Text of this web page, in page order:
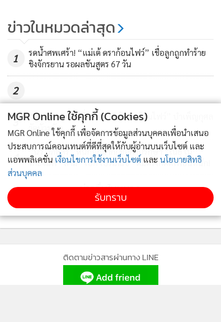
นะครับ ใครจะมาดูได้เลยครับ สามารถติดต่อมาได้เลย แต่งมา
ดิบดีเลยครับ ราคาคุยกันได้เพราะมันมีบางอย่างที่ยังไม่แก้ เดี๋ยว
ลดราคาให้ อยู่แล้วรวยแน่นอน เห็นไหมอยู่คอนโดนี้มาได้บ้าน
ใหม่มาเลย (หัวเราะ)”
ข่าวในหมวดล่าสุด
1
รดน้ำศพเศร้า! “แม่เต้ ดราก้อนไฟว์” เชื่อลูกถูกทำร้าย
ชิงจักรยาน รอผลชันสูตร 67 วัน
2
3
“หยวน” แจ้งเคลื่อนร่าง “เต้ ดราก้อนไฟว์” บำเพ็ญกุศล
วัดบัวขวัญ
4
“นิว นภัสสร” หนักอกมาก! ขอคำปรึกษา “เนย เน
โกะจัมพ์” สามี “เป๊ก เปรมณัช” ดื่มดริ้งก์ติดเพื่อนหนัก!
ข่าวอื่นในหมวด
ติดตามข่าวสารผ่านทาง LINE
MGR Online ใช้คุกกี้ (Cookies)
MGR Online ใช้คุกกี้ เพื่อจัดการข้อมูลส่วนบุคคลเพื่อนำเสนอ
ประสบการณ์คอนเทนต์ที่ดีที่สุดให้กับผู้อ่านบนเว็บไซต์ และ
แอพพลิเคชั่น เงื่อนไขการใช้งานเว็บไซต์ และ นโยบายสิทธิ
ส่วนบุคคล
รับทราบ